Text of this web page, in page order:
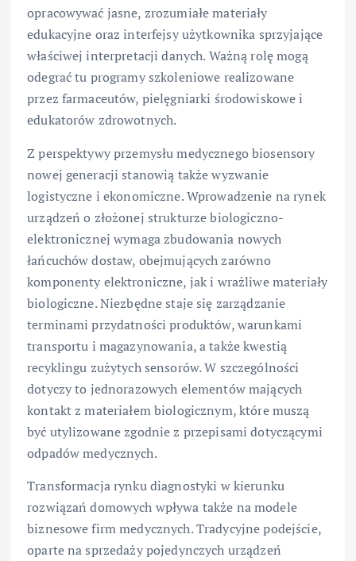
opracowywać jasne, zrozumiałe materiały
edukacyjne oraz interfejsy użytkownika sprzyjające
właściwej interpretacji danych. Ważną rolę mogą
odegrać tu programy szkoleniowe realizowane
przez farmaceutów, pielęgniarki środowiskowe i
edukatorów zdrowotnych.
Z perspektywy przemysłu medycznego biosensory
nowej generacji stanowią także wyzwanie
logistyczne i ekonomiczne. Wprowadzenie na rynek
urządzeń o złożonej strukturze biologiczno-
elektronicznej wymaga zbudowania nowych
łańcuchów dostaw, obejmujących zarówno
komponenty elektroniczne, jak i wrażliwe materiały
biologiczne. Niezbędne staje się zarządzanie
terminami przydatności produktów, warunkami
transportu i magazynowania, a także kwestią
recyklingu zużytych sensorów. W szczególności
dotyczy to jednorazowych elementów mających
kontakt z materiałem biologicznym, które muszą
być utylizowane zgodnie z przepisami dotyczącymi
odpadów medycznych.
Transformacja rynku diagnostyki w kierunku
rozwiązań domowych wpływa także na modele
biznesowe firm medycznych. Tradycyjne podejście,
oparte na sprzedaży pojedynczych urządzeń